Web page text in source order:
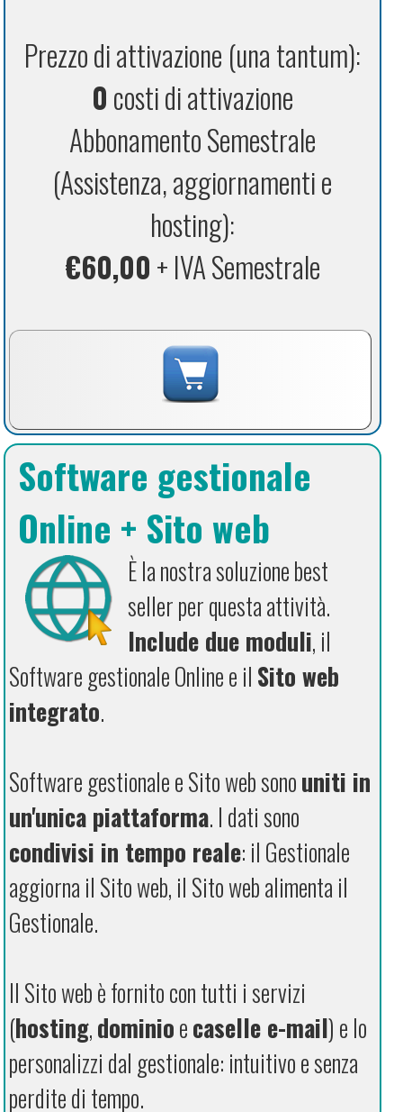
Prezzo di attivazione (una tantum):
0costi di attivazione
Abbonamento Semestrale
(Assistenza, aggiornamenti e
hosting):
€60,00+ IVA Semestrale
Software gestionale
Online + Sito web
È la nostra soluzione best
seller per questa attività.
Include due moduli, il
Software gestionale Online e il Sito web
integrato.
Software gestionale e Sito web sonouniti in
un'unica piattaforma. I dati sono
condivisi in tempo reale: il Gestionale
aggiorna il Sito web, il Sito web alimenta il
Gestionale.
Il Sito web è fornito con tutti i servizi
(hosting,dominioecaselle e-mail) e lo
personalizzi dal gestionale: intuitivo e senza
perdite di tempo.